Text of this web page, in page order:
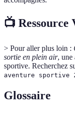
📺 Ressource
> Pour aller plus loin :
sortie en plein air, une
sportive. Recherchez
aventure sportive
Glossaire